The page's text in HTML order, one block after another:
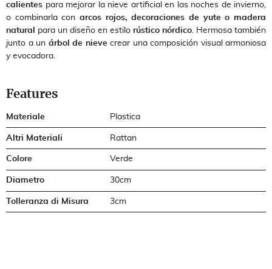
calientes para mejorar la nieve artificial en las noches de invierno,
o combinarla con arcos rojos, decoraciones de yute o madera
natural
para un diseño en estilo rústico nórdico. Hermosa también
junto a un árbol de nievecrear una composición visual armoniosa
y evocadora.
Features
Materiale Plastica
Altri Materiali Rattan
Colore Verde
Diametro 30cm
Tolleranza di Misura 3cm